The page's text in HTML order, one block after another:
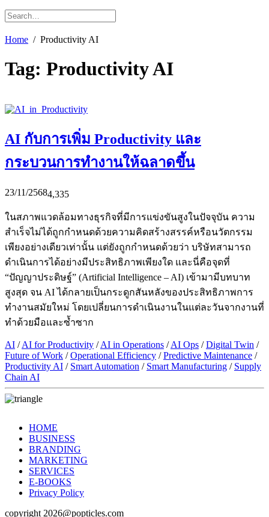
Home Productivity AI
Tag: Productivity AI
AI กับการเพิ่ม Productivity และ
กระบวนการทำงานให้ฉลาดขึ้น
23/11/25684,335
ในสภาพแวดล้อมทางธุรกิจที่มีการแข่งขันสูงในปัจจุบัน ความ
สำเร็จไม่ได้ถูกกำหนดด้วยความคิดสร้างสรรค์หรือนวัตกรรม
เพียงอย่างเดียวเท่านั้น แต่ยังถูกกำหนดด้วยว่า บริษัทสามารถ
ดำเนินการได้อย่างมีประสิทธิภาพเพียงใด และนี่คือจุดที่
“ปัญญาประดิษฐ์” (Artificial Intelligence – AI) เข้ามามีบทบาท
สูงสุด จน AI ได้กลายเป็นกระดูกสันหลังของประสิทธิภาพการ
ทำงานสมัยใหม่ โดยเปลี่ยนการดำเนินงานในแต่ละวันจากงานที่
ทำด้วยมือและซ้ำซาก
AI /AI for Productivity /AI in Operations /AI Ops /Digital Twin /
Future of Work /Operational Efficiency /Predictive Maintenance /
Productivity AI / Smart Automation / Smart Manufacturing / Supply
Chain AI
HOME
BUSINESS
BRANDING
MARKETING
SERVICES
E-BOOKS
Privacy Policy
copyright 2026@popticles.com